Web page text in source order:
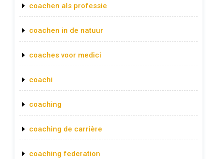
coachen als professie
coachen in de natuur
coaches voor medici
coachi
coaching
coaching de carrière
coaching federation